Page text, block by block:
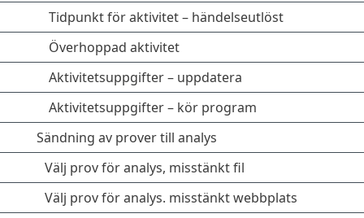
Tidpunkt för aktivitet – händelseutlöst
Överhoppad aktivitet
Aktivitetsuppgifter – uppdatera
Aktivitetsuppgifter – kör program
Sändning av prover till analys
Välj prov för analys, misstänkt fil
Välj prov för analys. misstänkt webbplats